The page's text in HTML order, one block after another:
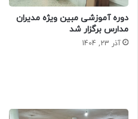
دوره آموزشی مبین ویژه مدیران
مدارس برگزار شد
آذر 23, 1404